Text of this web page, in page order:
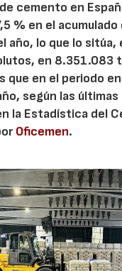
cemento en
% en el acumulado
año, lo que lo sitúa,
en 8.351.083
que en el periodo
según las
la Estadística del
Oficemen.